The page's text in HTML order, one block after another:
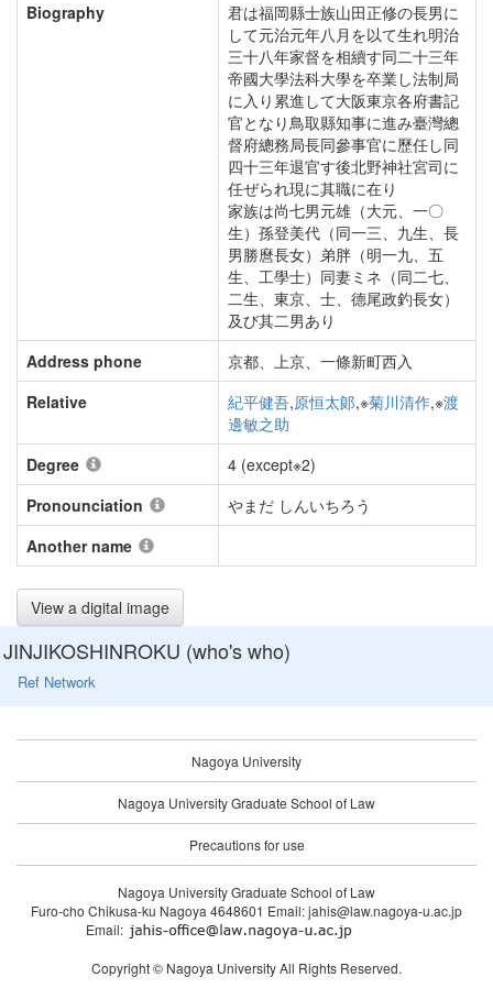
Biography
君は福岡縣士族山田正修の長男に
して元治元年八月を以て生れ明治
三十八年家督を相續す同二十三年
帝國大學法科大學を卒業し法制局
に入り累進して大阪東京各府書記
官となり鳥取縣知事に進み臺灣總
督府總務局長同參事官に歷任し同
四十三年退官す後北野神社宮司に
任ぜられ現に其職に在り
家族は尚七男元雄（大元、一〇
生）孫登美代（同一三、九生、長
男勝麿長女）弟胖（明一九、五
生、工學士）同妻ミネ（同二七、
二生、東京、士、德尾政釣長女）
及び其二男あり
Address phone
京都、上京、一條新町西入
Relative
紀平健吾,原恒太郞,※菊川清作,※渡
邊敏之助
Degree
4 (except※2)
Pronounciation
やまだ しんいちろう
Another name
View a digital image
JINJIKOSHINROKU (who's who)
Ref Network
Nagoya University
Nagoya University Graduate School of Law
Precautions for use
Nagoya University Graduate School of Law
Furo-cho Chikusa-ku Nagoya 4648601 Email: jahis@law.nagoya-u.ac.jp
Email:
Copyright © Nagoya University All Rights Reserved.